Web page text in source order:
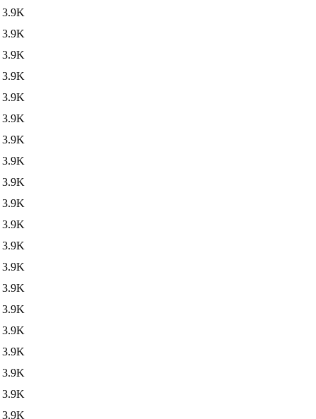
3.9K
3.9K
3.9K
3.9K
3.9K
3.9K
3.9K
3.9K
3.9K
3.9K
3.9K
3.9K
3.9K
3.9K
3.9K
3.9K
3.9K
3.9K
3.9K
3.9K